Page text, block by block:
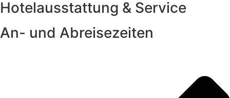
Hotelausstattung & Service
An- und Abreisezeiten